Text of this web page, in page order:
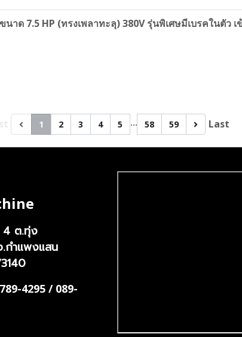
นาด 7.5 HP (ทรงเพลาทะลุ) 380V รุ่นพิเศษมีเบรคในตัว
1 2 3 4 5 … 58 59 Last
4 ต.ทุ่ง
กำแพงแสน
4295 / 089-